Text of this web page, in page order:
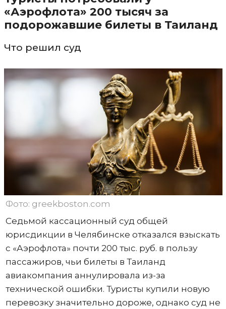
«Аэрофлота» 200 тысяч за
подорожавшие билеты в Таиланд
Что решил суд
Фото: greekboston.com
Седьмой кассационный суд общей
юрисдикции в Челябинске отказался взыскать
с «Аэрофлота» почти 200 тыс. руб. в пользу
пассажиров, чьи билеты в Таиланд
авиакомпания аннулировала из-за
технической ошибки. Туристы купили новую
перевозку значительно дороже, однако суд не